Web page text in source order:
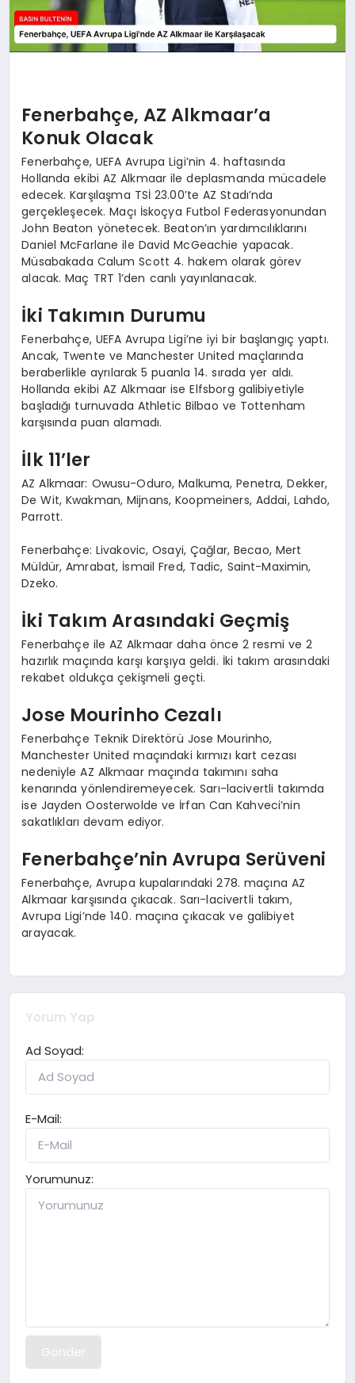
Fenerbahçe, AZ Alkmaar’a
Konuk Olacak
Fenerbahçe, UEFA Avrupa Ligi’nin 4. haftasında
Hollanda ekibi AZ Alkmaar ile deplasmanda mücadele
edecek. Karşılaşma TSİ 23.00’te AZ Stadı’nda
gerçekleşecek. Maçı İskoçya Futbol Federasyonundan
John Beaton yönetecek. Beaton’ın yardımcılıklarını
Daniel McFarlane ile David McGeachie yapacak.
Müsabakada Calum Scott 4. hakem olarak görev
alacak. Maç TRT 1’den canlı yayınlanacak.
İki Takımın Durumu
Fenerbahçe, UEFA Avrupa Ligi’ne iyi bir başlangıç yaptı.
Ancak, Twente ve Manchester United maçlarında
beraberlikle ayrılarak 5 puanla 14. sırada yer aldı.
Hollanda ekibi AZ Alkmaar ise Elfsborg galibiyetiyle
başladığı turnuvada Athletic Bilbao ve Tottenham
karşısında puan alamadı.
İlk 11’ler
AZ Alkmaar: Owusu-Oduro, Malkuma, Penetra, Dekker,
De Wit, Kwakman, Mijnans, Koopmeiners, Addai, Lahdo,
Parrott.
Fenerbahçe: Livakovic, Osayi, Çağlar, Becao, Mert
Müldür, Amrabat, İsmail Fred, Tadic, Saint-Maximin,
Dzeko.
İki Takım Arasındaki Geçmiş
Fenerbahçe ile AZ Alkmaar daha önce 2 resmi ve 2
hazırlık maçında karşı karşıya geldi. İki takım arasındaki
rekabet oldukça çekişmeli geçti.
Jose Mourinho Cezalı
Fenerbahçe Teknik Direktörü Jose Mourinho,
Manchester United maçındaki kırmızı kart cezası
nedeniyle AZ Alkmaar maçında takımını saha
kenarında yönlendiremeyecek. Sarı-lacivertli takımda
ise Jayden Oosterwolde ve İrfan Can Kahveci’nin
sakatlıkları devam ediyor.
Fenerbahçe’nin Avrupa Serüveni
Fenerbahçe, Avrupa kupalarındaki 278. maçına AZ
Alkmaar karşısında çıkacak. Sarı-lacivertli takım,
Avrupa Ligi’nde 140. maçına çıkacak ve galibiyet
arayacak.
Yorum Yap
Ad Soyad:
E-Mail:
Yorumunuz:
Gönder